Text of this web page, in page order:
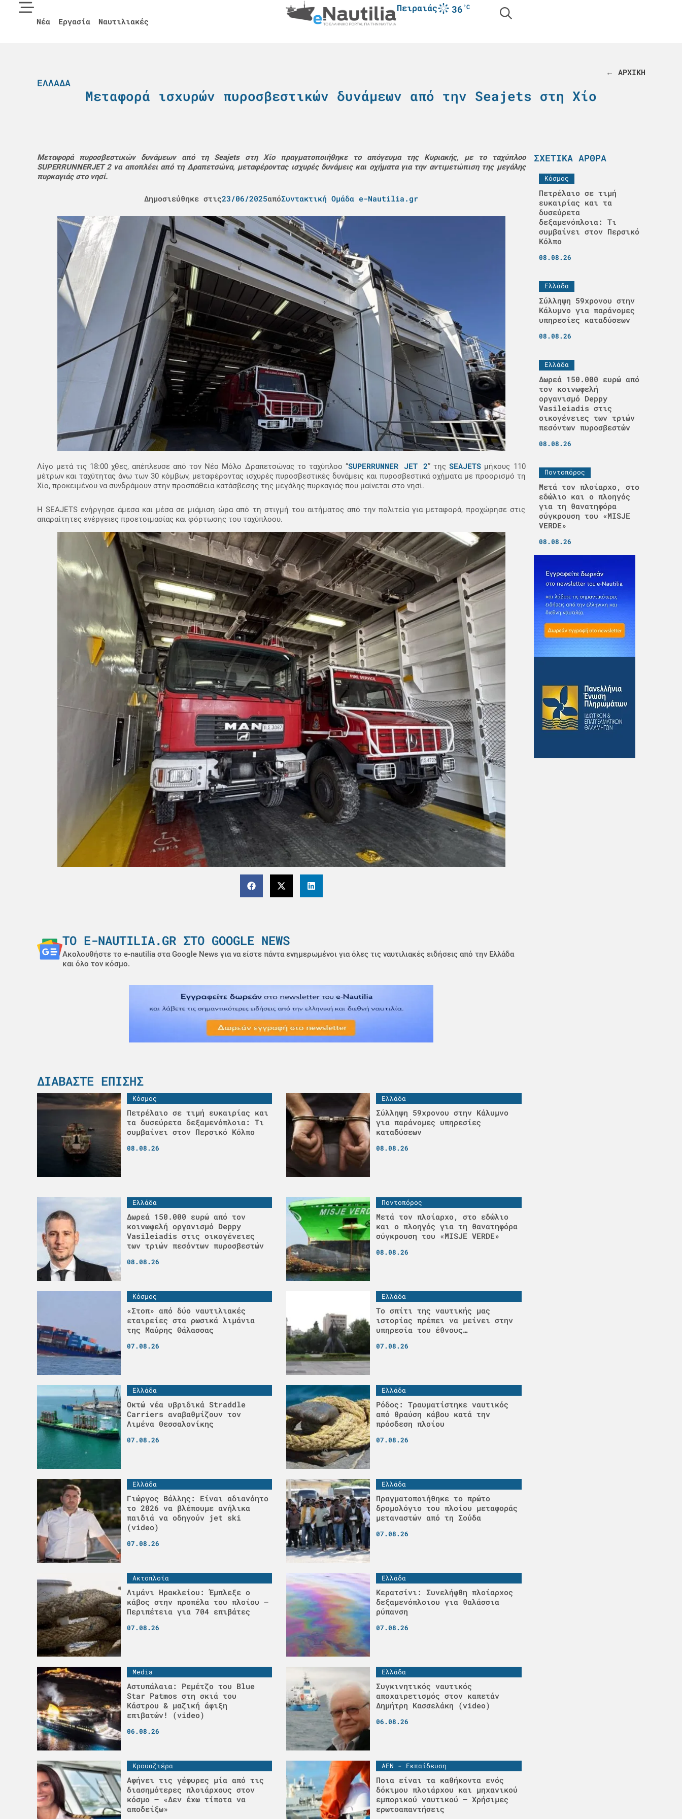
Νέα Εργασία Ναυτιλιακές
Πειραιάς 36°C
← ΑΡΧΙΚΗ
ΕΛΛΆΔΑ
Μεταφορά ισχυρών πυροσβεστικών δυνάμεων από την Seajets στη Χίο
Μεταφορά πυροσβεστικών δυνάμεων από τη Seajets στη Χίο πραγματοποιήθηκε το απόγευμα της Κυριακής, με το ταχύπλοο
SUPERRUNNERJET 2 να αποπλέει από τη Δραπετσώνα, μεταφέροντας ισχυρές δυνάμεις και οχήματα για την αντιμετώπιση της μεγάλης
πυρκαγιάς στο νησί.
Δημοσιεύθηκε στις23/06/2025απόΣυντακτική Ομάδα e-Nautilia.gr
Λίγο μετά τις 18:00 χθες, απέπλευσε από τον Νέο Μόλο Δραπετσώνας το ταχύπλοο “SUPERRUNNER JET 2” τηςSEAJETS μήκους 110
μέτρων και ταχύτητας άνω των 30 κόμβων, μεταφέροντας ισχυρές πυροσβεστικές δυνάμεις και πυροσβεστικά οχήματα με προορισμό τη
Χίο, προκειμένου να συνδράμουν στην προσπάθεια κατάσβεσης της μεγάλης πυρκαγιάς που μαίνεται στο νησί.
Η SEAJETS ενήργησε άμεσα και μέσα σε μιάμιση ώρα από τη στιγμή του αιτήματος από την πολιτεία για μεταφορά, προχώρησε στις
απαραίτητες ενέργειες προετοιμασίας και φόρτωσης του ταχύπλοου.
ΤΟ E-NAUTILIA.GR ΣΤΟ GOOGLE NEWS
Ακολουθήστε το e-nautilia στα Google News για να είστε πάντα ενημερωμένοι για όλες τις ναυτιλιακές ειδήσεις από την Ελλάδα
και όλο τον κόσμο.
ΔΙΑΒΆΣΤΕ ΕΠΊΣΗΣ
Κόσμος
Πετρέλαιο σε τιμή ευκαιρίας και
τα δυσεύρετα δεξαμενόπλοια: Τι
συμβαίνει στον Περσικό Κόλπο
08.08.26
Ελλάδα
Σύλληψη 59χρονου στην Κάλυμνο
για παράνομες υπηρεσίες
καταδύσεων
08.08.26
Ελλάδα
Δωρεά 150.000 ευρώ από τον
κοινωφελή οργανισμό Deppy
Vasileiadis στις οικογένειες
των τριών πεσόντων πυροσβεστών
08.08.26
Ποντοπόρος
Μετά τον πλοίαρχο, στο εδώλιο
και ο πλοηγός για τη θανατηφόρα
σύγκρουση του «MISJE VERDE»
08.08.26
Κόσμος
«Στοπ» από δύο ναυτιλιακές
εταιρείες στα ρωσικά λιμάνια
της Μαύρης Θάλασσας
07.08.26
Ελλάδα
Το σπίτι της ναυτικής μας
ιστορίας πρέπει να μείνει στην
υπηρεσία του έθνους…
07.08.26
Ελλάδα
Οκτώ νέα υβριδικά Straddle
Carriers αναβαθμίζουν τον
Λιμένα Θεσσαλονίκης
07.08.26
Ελλάδα
Ρόδος: Τραυματίστηκε ναυτικός
από θραύση κάβου κατά την
πρόσδεση πλοίου
07.08.26
Ελλάδα
Γιώργος Βάλλης: Είναι αδιανόητο
το 2026 να βλέπουμε ανήλικα
παιδιά να οδηγούν jet ski
(video)
07.08.26
Ελλάδα
Πραγματοποιήθηκε το πρώτο
δρομολόγιο του πλοίου μεταφοράς
μεταναστών από τη Σούδα
07.08.26
Ακτοπλοϊα
Λιμάνι Ηρακλείου: Έμπλεξε ο
κάβος στην προπέλα του πλοίου –
Περιπέτεια για 704 επιβάτες
07.08.26
Ελλάδα
Κερατσίνι: Συνελήφθη πλοίαρχος
δεξαμενόπλοιου για θαλάσσια
ρύπανση
07.08.26
Media
Αστυπάλαια: Ρεμέτζο του Blue
Star Patmos στη σκιά του
Κάστρου & μαζική άφιξη
επιβατών! (video)
06.08.26
Ελλάδα
Συγκινητικός ναυτικός
αποχαιρετισμός στον καπετάν
Δημήτρη Κασσελάκη (video)
06.08.26
Κρουαζιέρα
Αφήνει τις γέφυρες μία από τις
διασημότερες πλοιάρχους στον
κόσμο – «Δεν έχω τίποτα να
αποδείξω»
ΑΕΝ - Εκπαίδευση
Ποια είναι τα καθήκοντα ενός
δόκιμου πλοιάρχου και μηχανικού
εμπορικού ναυτικού – Χρήσιμες
ερωτοαπαντήσεις
ΣΧΕΤΙΚΆ ΆΡΘΡΑ
Κόσμος
Πετρέλαιο σε τιμή
ευκαιρίας και τα
δυσεύρετα
δεξαμενόπλοια: Τι
συμβαίνει στον Περσικό
Κόλπο
08.08.26
Ελλάδα
Σύλληψη 59χρονου στην
Κάλυμνο για παράνομες
υπηρεσίες καταδύσεων
08.08.26
Ελλάδα
Δωρεά 150.000 ευρώ από
τον κοινωφελή
οργανισμό Deppy
Vasileiadis στις
οικογένειες των τριών
πεσόντων πυροσβεστών
08.08.26
Ποντοπόρος
Μετά τον πλοίαρχο, στο
εδώλιο και ο πλοηγός
για τη θανατηφόρα
σύγκρουση του «MISJE
VERDE»
08.08.26